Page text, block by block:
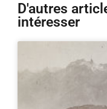
D'autres
intéresser